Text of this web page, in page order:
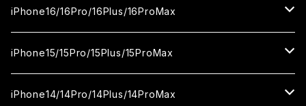
セラミックフィルム
ガラスフィルム
セラミックフィルム
iPhone17proMax
ガラスフィルム
セラミックフィルム
セラミックフィルム
カメラ用フィルム
ガラスフィルム
セラミックフィルム
カメラ用フィルム
iPhone16/16Pro/16Plus/16ProMax
iPhone16
ガラスフィルム
iPhone16Pro
iPhone15/15Pro/15Plus/15ProMax
iPhone15
iPhone14/14Pro/14Plus/14ProMax